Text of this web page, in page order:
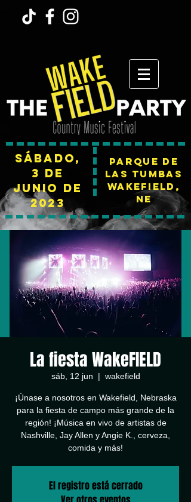
Sábado,
3 de
junio de
2023
Parque de
las tumbas
Wakefield,
NE
La fiesta WakeFIELD
sáb, 12 jun
  |
wakefield
¡Únase a nosotros en Wakefield, Nebraska
para la fiesta de campo más grande de la
región! ¡Música en vivo de artistas de
Nashville, Jay Allen y Angie K., cerveza,
comida y más!
El registro está cerrado